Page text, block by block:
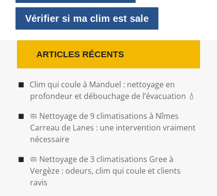
Vérifier si ma clim est sale
ARTICLES RÉCENTS
Clim qui coule à Manduel : nettoyage en
profondeur et débouchage de l’évacuation 💧
🧼 Nettoyage de 9 climatisations à Nîmes
Carreau de Lanes : une intervention vraiment
nécessaire
🧼 Nettoyage de 3 climatisations Gree à
Vergèze : odeurs, clim qui coule et clients
ravis